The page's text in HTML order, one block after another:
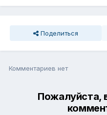
Поделиться
Комментариев нет
Пожалуйста,